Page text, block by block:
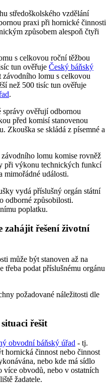
středoškolského vzdělání
praxi při hornické činnosti
způsobem alespoň čtyři
s celkovou roční těžbou
tun ověřuje Český báňský
závodního lomu s celkovou
než 500 tisíc tun ověřuje
.
správy ověřují odbornou
před komisí stanovenou
Zkouška se skládá z písemné a
lomu komise rovněž
při výkonu technických funkcí
mimořádné události.
vydá příslušný orgán státní
odborné způsobilosti.
poplatku.
zahájit řešení životní
může být stanoven až na
třeba podat příslušnému orgánu
požadované náležitosti dle
řešit
obvodní báňský úřad - tj.
hornická činnost nebo činnost
nebo kde má sídlo
více obvodů, nebo v ostatních
žadatele.